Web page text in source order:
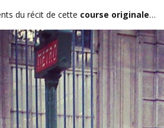
du récit de cette course originale…